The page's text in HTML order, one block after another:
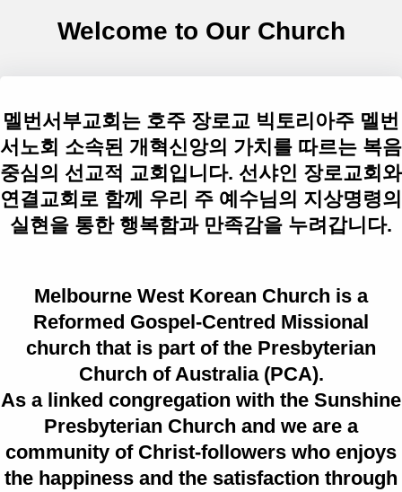
Welcome to Our Church
멜번서부교회는 호주 장로교 빅토리아주 멜번
서노회 소속된 개혁신앙의 가치를 따르는 복음
중심의 선교적 교회입니다. 선샤인 장로교회와
연결교회로 함께 우리 주 예수님의 지상명령의
실현을 통한 행복함과 만족감을 누려갑니다.
Melbourne West Korean Church is a
Reformed Gospel-Centred Missional
church that is part of the Presbyterian
Church of Australia (PCA).
As a linked congregation with the Sunshine
Presbyterian Church and we are a
community of Christ-followers who enjoys
the happiness and the satisfaction through